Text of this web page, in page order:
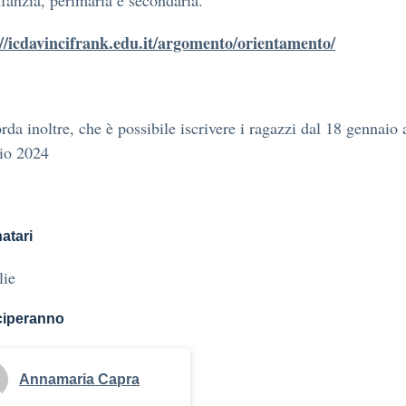
icdavincifrank.edu.it/argomento/orientamento/
inoltre, che è possibile iscrivere i ragazzi dal 18 gennaio
2024
Annamaria Capra